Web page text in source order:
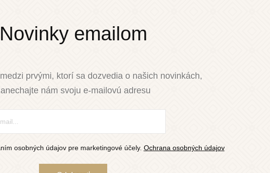
Novinky emailom
prvými, ktorí sa dozvedia o našich novinkách,
nám svoju e-mailovú adresu
osobných údajov pre marketingové účely. Ochrana osobných údajov